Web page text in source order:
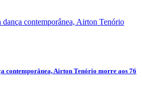
contemporânea, Airton Tenório morre aos 76